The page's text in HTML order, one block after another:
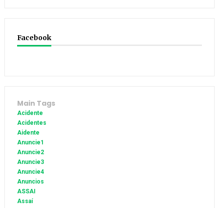
Facebook
Main Tags
Acidente
Acidentes
Aidente
Anuncie1
Anuncie2
Anuncie3
Anuncie4
Anuncios
ASSAI
Assaí